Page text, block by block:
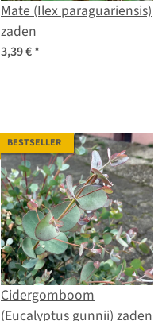
Mate (Ilex paraguariensis)
zaden
3,39 €*
BESTSELLER
Cidergomboom
(Eucalyptus gunnii) zaden